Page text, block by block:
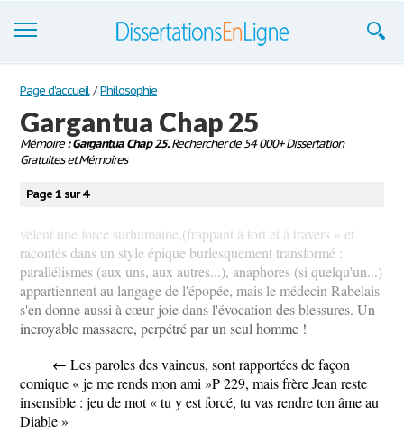
Dissertations
S'inscrire
Se connecter
Contactez-nous
Page d'accueil / Philosophie
Gargantua Chap 25
Mémoire: Gargantua Chap 25.Rechercher de 54 000+ Dissertation
Gratuites et Mémoires
Page 1 sur 4
vèlent une force surhumaine,(frappant à tort et à travers » et
racontés dans un style épique burlesquement transformé :
parallélismes (aux uns, aux autres...), anaphores (si quelqu'un...)
appartiennent au langage de l'épopée, mais le médecin Rabelais
s'en donne aussi à cœur joie dans l'évocation des blessures. Un
incroyable massacre, perpétré par un seul homme !
← Les paroles des vaincus, sont rapportées de façon
comique « je me rends mon ami »P 229, mais frère Jean reste
insensible : jeu de mot « tu y est forcé, tu vas rendre ton âme au
Diable »